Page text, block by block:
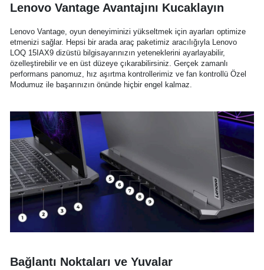
Lenovo Vantage Avantajını Kucaklayın
Lenovo Vantage, oyun deneyiminizi yükseltmek için ayarları optimize
etmenizi sağlar. Hepsi bir arada araç paketimiz aracılığıyla Lenovo
LOQ 15IAX9 dizüstü bilgisayarınızın yeteneklerini ayarlayabilir,
özelleştirebilir ve en üst düzeye çıkarabilirsiniz. Gerçek zamanlı
performans panomuz, hız aşırtma kontrollerimiz ve fan kontrollü Özel
Modumuz ile başarınızın önünde hiçbir engel kalmaz.
Bağlantı Noktaları ve Yuvalar